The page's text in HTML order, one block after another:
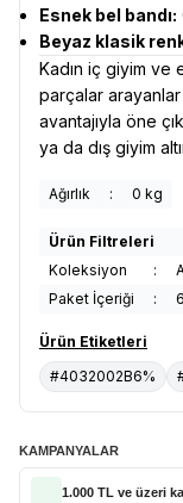
Esnek bel bandı:
Beyaz klasik
Kadın iç giyim ve
parçalar arayanlar
avantajıyla öne
ya da dış giyim
Ağırlık : 0 kg
Ürün Filtreleri
Koleksiyon
:
Paket İçeriği
:
Ürün Etiketleri
#4032002B6%
KAMPANYALAR
1.000 TL ve üzeri